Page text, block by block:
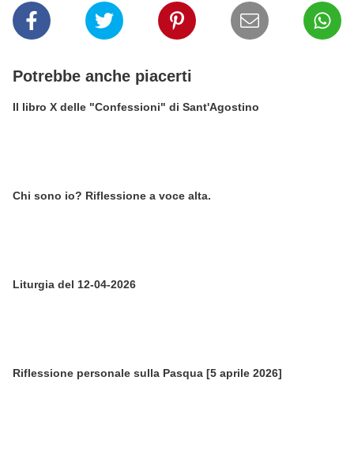
Potrebbe anche piacerti
Il libro X delle "Confessioni" di Sant'Agostino
Chi sono io? Riflessione a voce alta.
Liturgia del 12-04-2026
Riflessione personale sulla Pasqua [5 aprile 2026]